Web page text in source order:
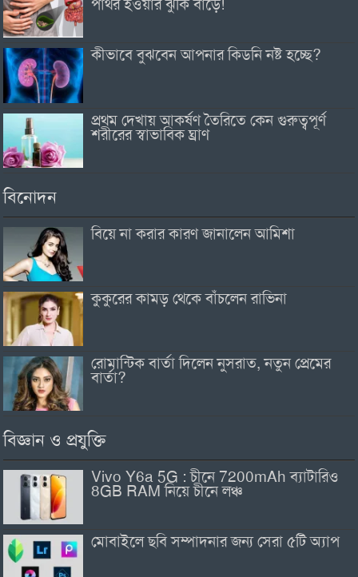
পাথর হওয়ার ঝুঁকি বাড়ে!
কীভাবে বুঝবেন আপনার কিডনি নষ্ট হচ্ছে?
প্রথম দেখায় আকর্ষণ তৈরিতে কেন গুরুত্বপূর্ণ
শরীরের স্বাভাবিক ঘ্রাণ
বিনোদন
বিয়ে না করার কারণ জানালেন আমিশা
কুকুরের কামড় থেকে বাঁচলেন রাভিনা
রোমান্টিক বার্তা দিলেন নুসরাত, নতুন প্রেমের
বার্তা?
বিজ্ঞান ও প্রযুক্তি
Vivo Y6a 5G : চীনে 7200mAh ব্যাটারিও
8GB RAM নিয়ে চীনে লঞ্চ
মোবাইলে ছবি সম্পাদনার জন্য সেরা ৫টি অ্যাপ